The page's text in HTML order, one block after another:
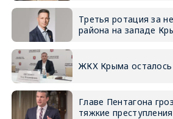
Третья ротация за
района на западе
ЖКХ Крыма осталось
Главе Пентагона
тяжкие